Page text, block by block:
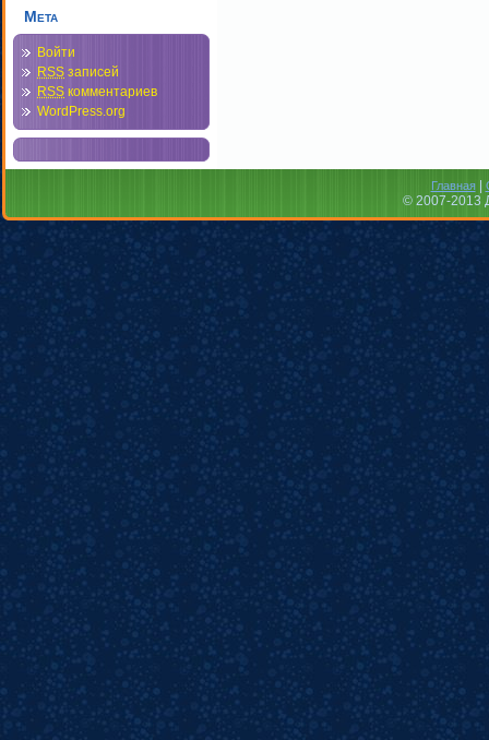
Мета
Войти
RSS записей
RSS комментариев
WordPress.org
Главная|
© 2007-2013